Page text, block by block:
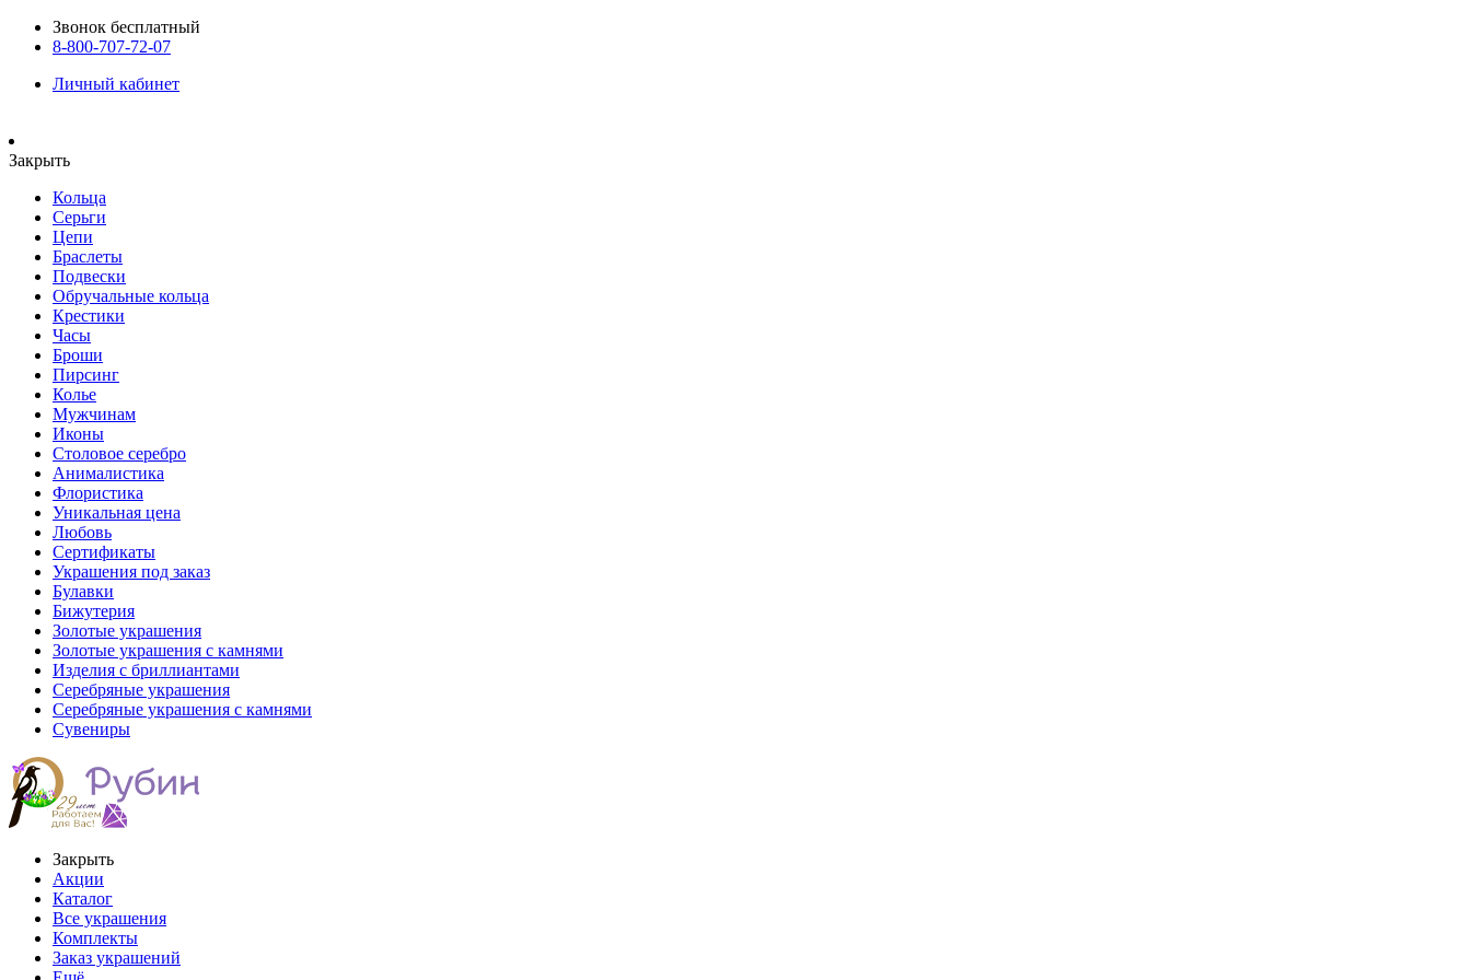
Звонок бесплатный
8-800-707-72-07
Личный кабинет
Закрыть
Кольца
Серьги
Цепи
Браслеты
Подвески
Обручальные кольца
Крестики
Часы
Броши
Пирсинг
Колье
Мужчинам
Иконы
Столовое серебро
Анималистика
Флористика
Уникальная цена
Любовь
Сертификаты
Украшения под заказ
Булавки
Бижутерия
Золотые украшения
Золотые украшения с камнями
Изделия с бриллиантами
Серебряные украшения
Серебряные украшения с камнями
Сувениры
Закрыть
Акции
Каталог
Все украшения
Комплекты
Заказ украшений